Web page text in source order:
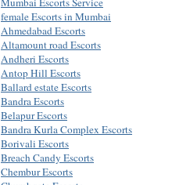
female Escorts in Mumbai
Ahmedabad Escorts
Altamount road Escorts
Andheri Escorts
Antop Hill Escorts
Ballard estate Escorts
Bandra Escorts
Belapur Escorts
Bandra Kurla Complex Escorts
Borivali Escorts
Breach Candy Escorts
Chembur Escorts